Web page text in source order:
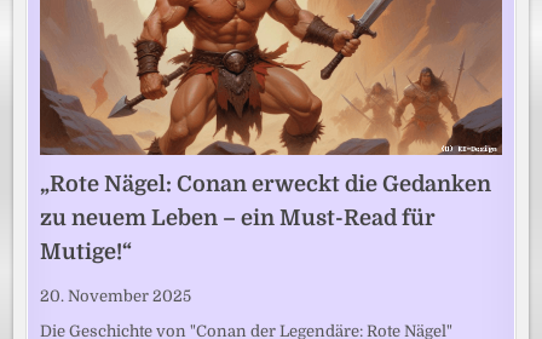
„Rote Nägel: Conan erweckt die Gedanken
zu neuem Leben – ein Must-Read für
Mutige!“
20. November 2025
Die Geschichte von "Conan der Legendäre: Rote Nägel"